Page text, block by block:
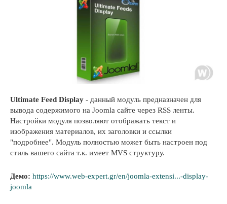
Ultimate Feed Display - данный модуль предназначен для
вывода содержимого на Joomla сайте через RSS ленты.
Настройки модуля позволяют отображать текст и
изображения материалов, их заголовки и ссылки
"подробнее". Модуль полностью может быть настроен под
стиль вашего сайта т.к. имеет MVS структуру.
Демо: https://www.web-expert.gr/en/joomla-extensi...-display-
joomla